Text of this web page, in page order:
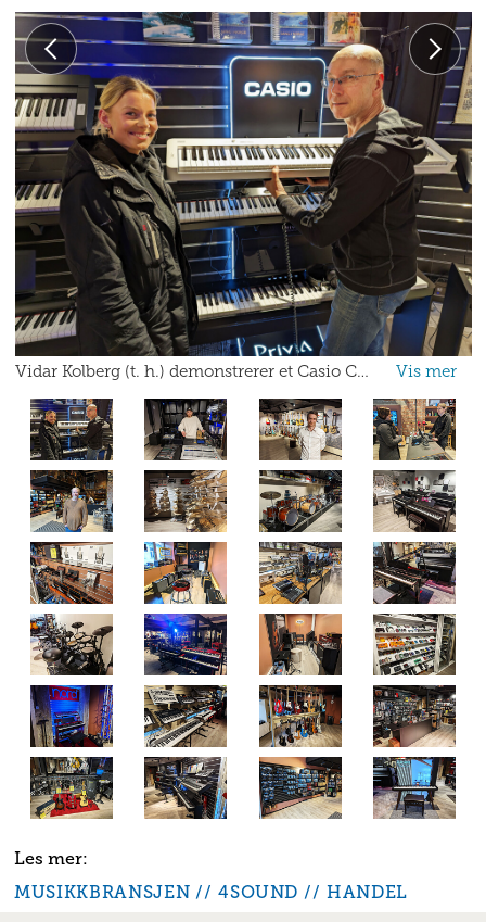
Vidar Kolberg (t. h.) demonstrerer et Casio CDP-S110 digitalpiano for Sara Ulset. Pris inkludert pedal og notestativ: 4.700,- Foto: Stian Sønsteng
MUSIKKBRANSJEN 4SOUND HANDEL